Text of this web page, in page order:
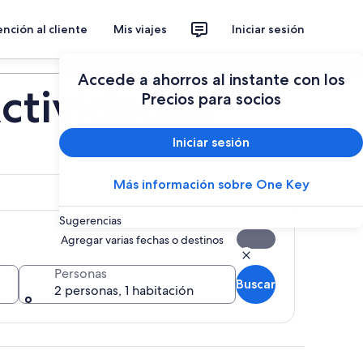
al cliente Mis viajes Iniciar sesión
Accede a ahorros al instante con los
Precios para socios
Iniciar sesión
Más información sobre One Key
Sugerencias
Agregar varias fechas o destinos
Personas
2 personas, 1 habitación
Buscar